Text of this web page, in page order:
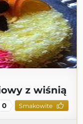
z wiśnią
0 Smakowite